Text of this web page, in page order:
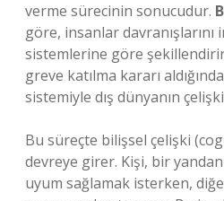
verme sürecinin sonucudur.
göre, insanlar davranışlarını
sistemlerine göre
greve katılma kararı
sistemiyle dış dünyanın
Bu süreçte bilişsel çelişki
devreye girer. Kişi, bir yandan
uyum sağlamak isterken,